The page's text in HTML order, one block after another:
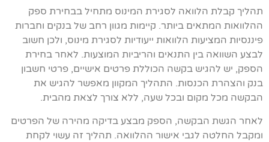
תהליך קבלת הלוואה לסגירת המינוס מתחיל בבחירת ספק
ההלוואות המתאים ביותר. קיימות מגוון רחב של בנקים וחברות
פיננסיות המציעות הלוואות ייעודיות לסגירת מינוס, ולכן חשוב
לבצע השוואה בין התנאים והריביות המוצעות. לאחר בחירת
הספק, יש להגיש בקשה הכוללת פרטים אישיים, פרטי חשבון
בנק והצהרת הכנסות. התהליך המקוון מאפשר להגיש את
הבקשה מכל מקום ובכל שעה, ללא צורך לצאת מהבית.
לאחר הגשת הבקשה, הספק מבצע בדיקה מהירה של הפרטים
ומקבל החלטה לגבי אישור ההלוואה. תהליך זה עשוי לקחת